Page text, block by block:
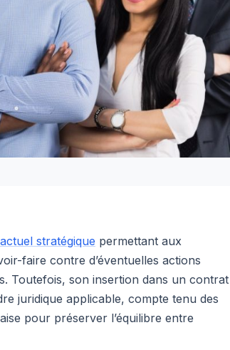
stratégique permettant aux
faire contre d’éventuelles actions
Toutefois, son insertion dans un contrat
juridique applicable, compte tenu des
pour préserver l’équilibre entre